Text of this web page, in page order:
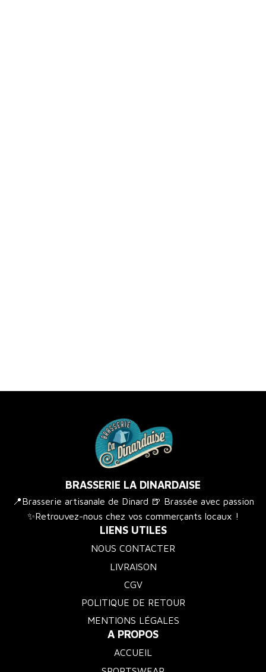
BRASSERIE LA DINARDAISE
📍Brasserie artisanale de Dinard 🍺 Brassée avec passion
✨Retrouvez-nous chez vos commerçants locaux !
LIENS UTILES
NOUS CONTACTER
LIVRAISON
CGV
POLITIQUE DE RETOUR
MENTIONS LÉGALES
A PROPOS
ACCUEIL